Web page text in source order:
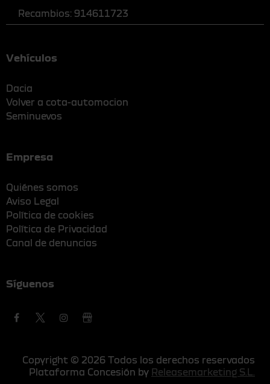
Recambios: 914611723
Vehículos
Dacia
Volver a cota-automocion
Seminuevos
Empresa
Quiénes somos
Aviso Legal
Política de cookies
Política de Privacidad
Canal de denuncias
Síguenos
Copyright © 2026 Todos los derechos reservados
Plataforma Concesión by Releasemarketing S.L.